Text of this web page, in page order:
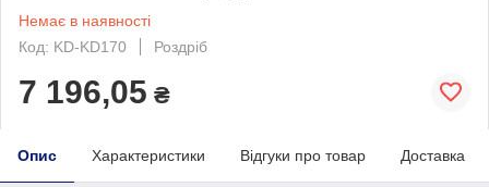
Немає в наявності
Код: KD-KD170
Роздріб
7 196,05 ₴
Опис Характеристики Відгуки про товар Доставка